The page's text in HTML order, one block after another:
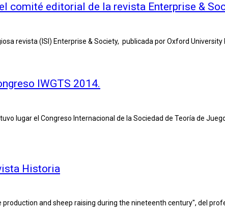
comité editorial de la revista Enterprise &
revista (ISI) Enterprise & Society, publicada por Oxford University
IWGTS 2014.
lugar el Congreso Internacional de la Sociedad de Teoría de
Historia
and sheep raising during the nineteenth century", del